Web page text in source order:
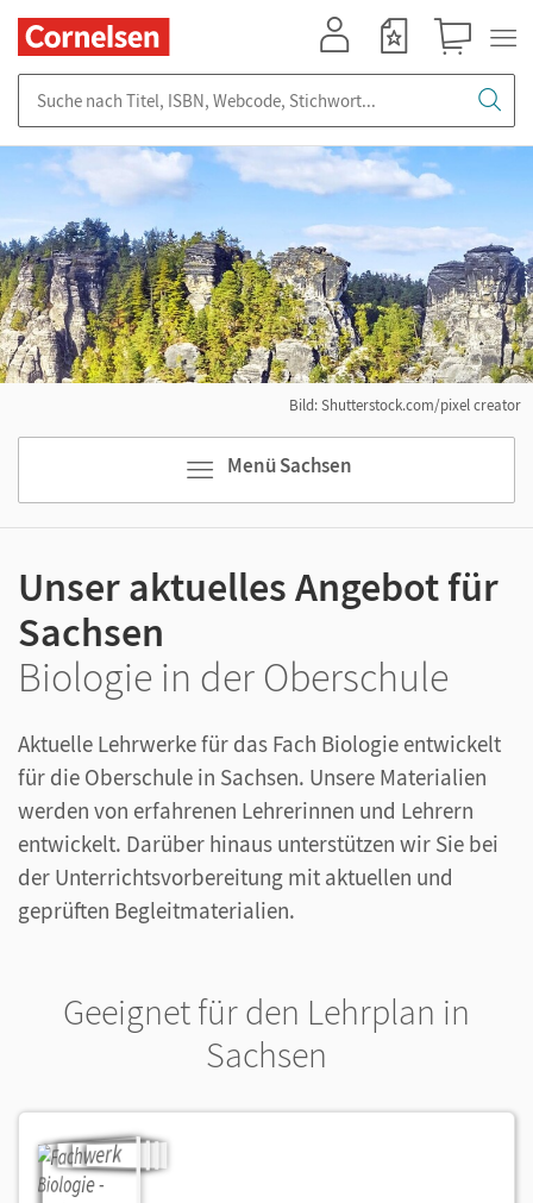
Menü Sachsen
Bild: Shutterstock.com/pixel creator
Unser aktuelles Angebot für
Sachsen
Biologie in der Oberschule
Aktuelle Lehrwerke für das Fach Biologie entwickelt
für die Oberschule in Sachsen. Unsere Materialien
werden von erfahrenen Lehrerinnen und Lehrern
entwickelt. Darüber hinaus unterstützen wir Sie bei
der Unterrichtsvorbereitung mit aktuellen und
geprüften Begleitmaterialien.
Geeignet für den Lehrplan in
Sachsen